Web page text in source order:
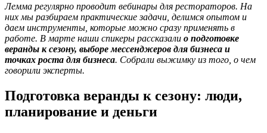
Лемма регулярно проводит вебинары для рестораторов. На
них мы разбираем практические задачи, делимся опытом и
даем инструменты, которые можно сразу применять в
работе. В марте наши спикеры рассказали о подготовке
веранды к сезону, выборе мессенджеров для бизнеса и
точках роста для бизнеса. Собрали выжимку из того, о чем
говорили эксперты.
Подготовка веранды к сезону: люди,
планирование и деньги